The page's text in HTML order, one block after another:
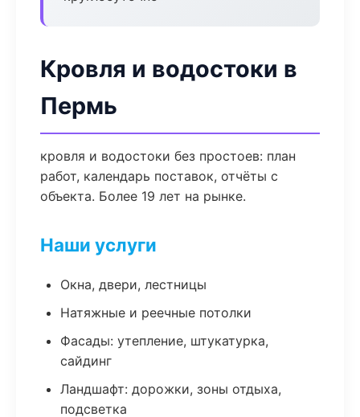
Кровля и водостоки в
Пермь
кровля и водостоки без простоев: план
работ, календарь поставок, отчёты с
объекта. Более 19 лет на рынке.
Наши услуги
Окна, двери, лестницы
Натяжные и реечные потолки
Фасады: утепление, штукатурка,
сайдинг
Ландшафт: дорожки, зоны отдыха,
подсветка